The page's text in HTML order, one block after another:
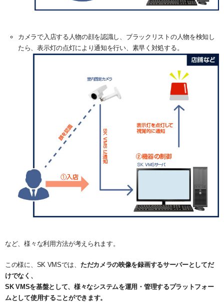
カメラで入店する人物の顔を認識し、ブラックリストの人物を検知し
たら、表示灯の点灯により通知を行い、素早く対処する。
など、様々な利用方法が考えられます。
この様に、SK VMSでは、 ただカメラの映像を録画するサーバーとしてだ
けでなく、
SK VMSを基盤として、様々なシステムを運用・管理するプラットフォー
ムとして使用することができます。